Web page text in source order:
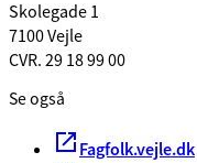
Skolegade 1
7100 Vejle
CVR. 29 18 99 00
Se også
Fagfolk.vejle.dk